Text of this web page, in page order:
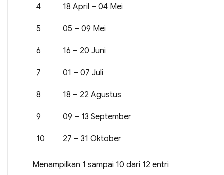
4 18 April – 04 Mei
5 05 – 09 Mei
6 16 – 20 Juni
7 01 – 07 Juli
8 18 – 22 Agustus
9 09 – 13 September
10 27 – 31 Oktober
Menampilkan 1 sampai 10 dari 12 entri